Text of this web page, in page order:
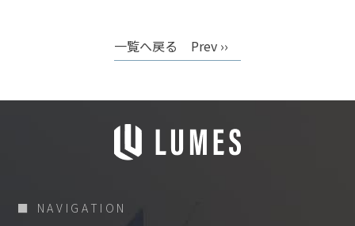
一覧へ戻る Prev ››
■ NAVIGATION